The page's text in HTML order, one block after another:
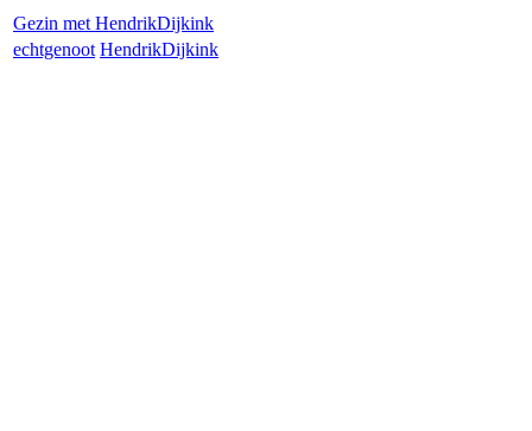
Gezin met HendrikDijkink
echtgenoot HendrikDijkink